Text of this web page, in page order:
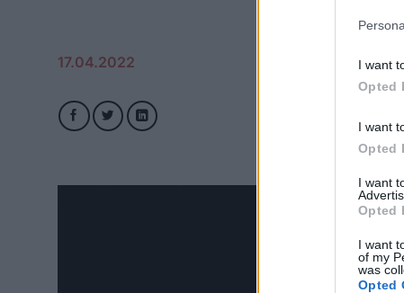
I want
Opted
I want
Opted
I want
Opted
I want
of my
was
Opted
17.04.2022